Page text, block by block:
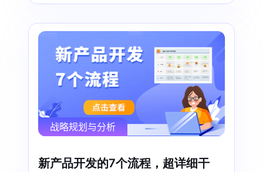
战略规划与分析
新产品开发的7个流程，超详细干